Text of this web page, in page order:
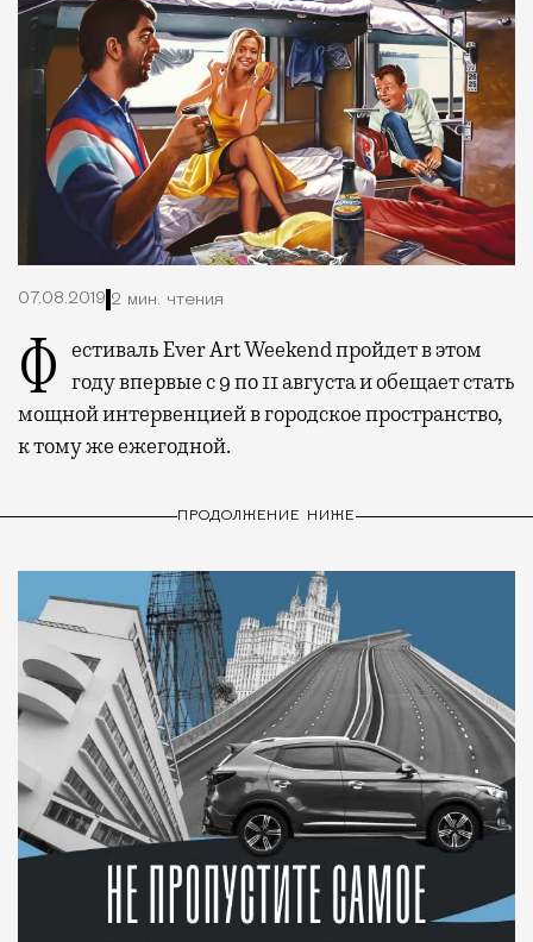
07.08.2019 2 мин. чтения
Фестиваль Ever Art Weekend пройдет в этом году впервые с 9 по 11 августа и обещает стать
мощной интервенцией в городское пространство,
к тому же ежегодной.
ПРОДОЛЖЕНИЕ НИЖЕ